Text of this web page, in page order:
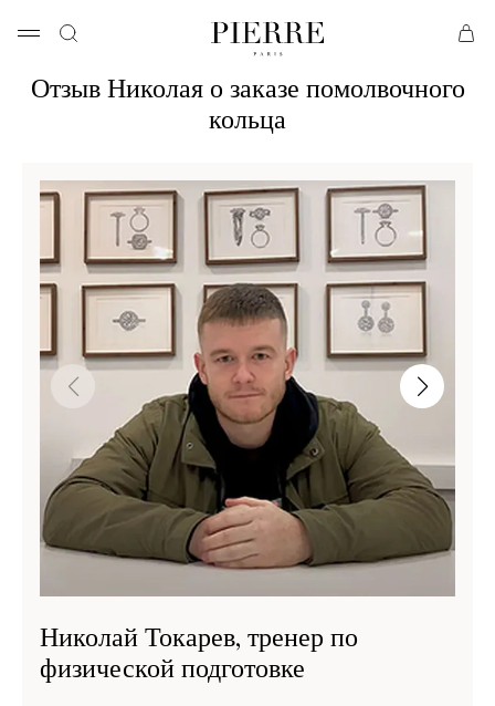
Отзыв Николая о заказе помолвочного
кольца
Николай Токарев, тренер по
физической подготовке